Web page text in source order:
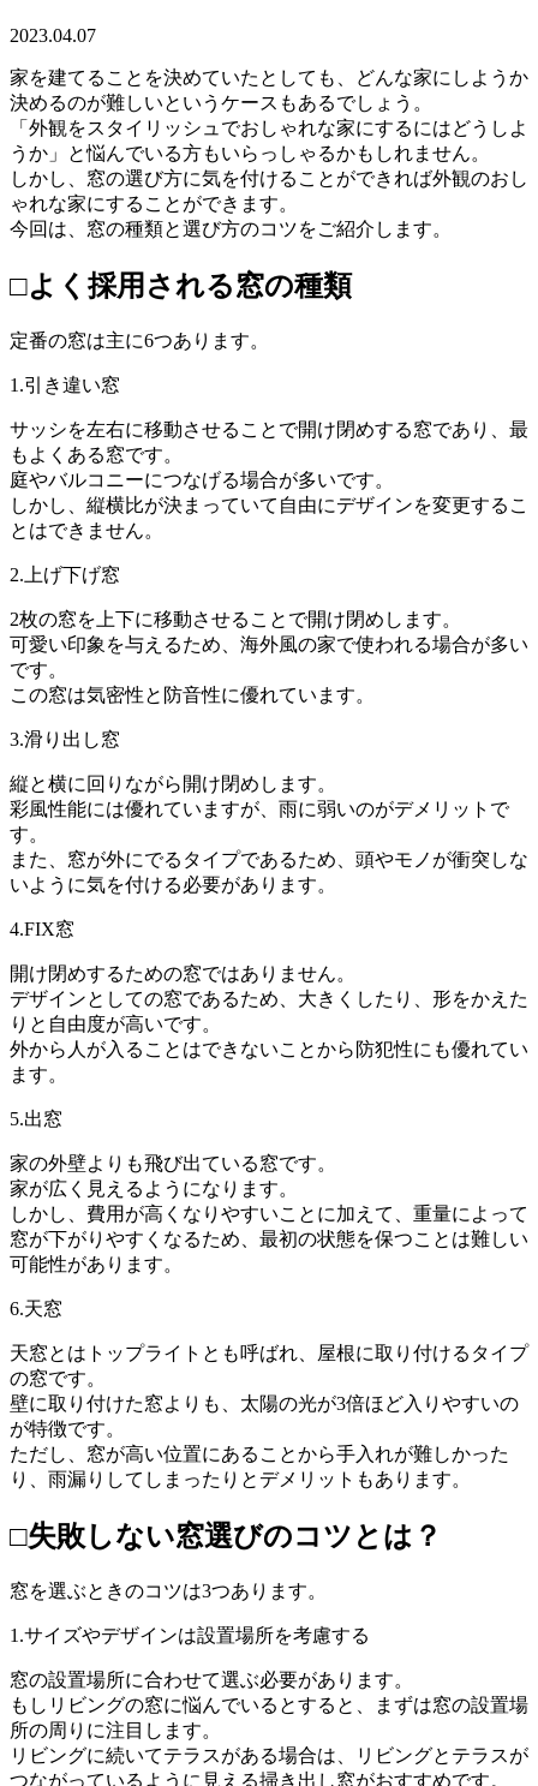
2023.04.07
家を建てることを決めていたとしても、どんな家にしようか
決めるのが難しいというケースもあるでしょう。
「外観をスタイリッシュでおしゃれな家にするにはどうしよ
うか」と悩んでいる方もいらっしゃるかもしれません。
しかし、窓の選び方に気を付けることができれば外観のおし
ゃれな家にすることができます。
今回は、窓の種類と選び方のコツをご紹介します。
□よく採用される窓の種類
定番の窓は主に6つあります。
1.引き違い窓
サッシを左右に移動させることで開け閉めする窓であり、最
もよくある窓です。
庭やバルコニーにつなげる場合が多いです。
しかし、縦横比が決まっていて自由にデザインを変更するこ
とはできません。
2.上げ下げ窓
2枚の窓を上下に移動させることで開け閉めします。
可愛い印象を与えるため、海外風の家で使われる場合が多い
です。
この窓は気密性と防音性に優れています。
3.滑り出し窓
縦と横に回りながら開け閉めします。
彩風性能には優れていますが、雨に弱いのがデメリットで
す。
また、窓が外にでるタイプであるため、頭やモノが衝突しな
いように気を付ける必要があります。
4.FIX窓
開け閉めするための窓ではありません。
デザインとしての窓であるため、大きくしたり、形をかえた
りと自由度が高いです。
外から人が入ることはできないことから防犯性にも優れてい
ます。
5.出窓
家の外壁よりも飛び出ている窓です。
家が広く見えるようになります。
しかし、費用が高くなりやすいことに加えて、重量によって
窓が下がりやすくなるため、最初の状態を保つことは難しい
可能性があります。
6.天窓
天窓とはトップライトとも呼ばれ、屋根に取り付けるタイプ
の窓です。
壁に取り付けた窓よりも、太陽の光が3倍ほど入りやすいの
が特徴です。
ただし、窓が高い位置にあることから手入れが難しかった
り、雨漏りしてしまったりとデメリットもあります。
□失敗しない窓選びのコツとは？
窓を選ぶときのコツは3つあります。
1.サイズやデザインは設置場所を考慮する
窓の設置場所に合わせて選ぶ必要があります。
もしリビングの窓に悩んでいるとすると、まずは窓の設置場
所の周りに注目します。
リビングに続いてテラスがある場合は、リビングとテラスが
つながっているように見える掃き出し窓がおすすめです。